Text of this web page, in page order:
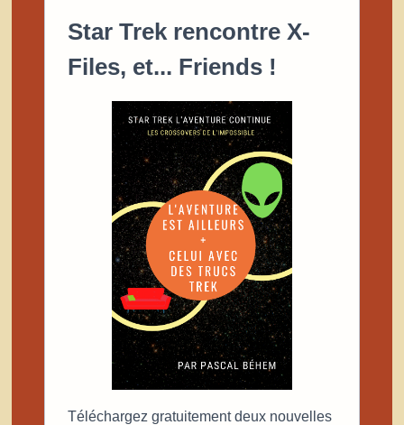
Star Trek rencontre X-
Files, et... Friends !
Téléchargez gratuitement deux nouvelles